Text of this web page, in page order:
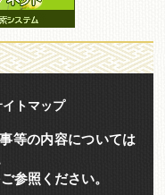
イトマップ
等の内容については
参照ください。